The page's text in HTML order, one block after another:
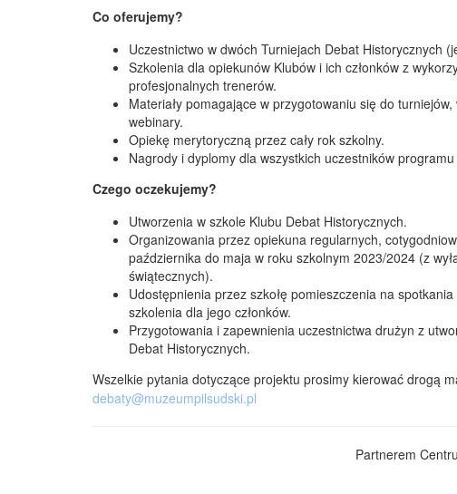
Co oferujemy?
Uczestnictwo w dwóch Turniejach Debat Historycznych
Szkolenia dla opiekunów Klubów i ich członków z
profesjonalnych trenerów.
Materiały pomagające w przygotowaniu się do turniejów,
webinary.
Opiekę merytoryczną przez cały rok szkolny.
Nagrody i dyplomy dla wszystkich uczestników programu
Czego oczekujemy?
Utworzenia w szkole Klubu Debat Historycznych.
Organizowania przez opiekuna regularnych,
października do maja w roku szkolnym 2023/2024 (z
świątecznych).
Udostępnienia przez szkołę pomieszczenia na
szkolenia dla jego członków.
Przygotowania i zapewnienia uczestnictwa drużyn z
Debat Historycznych.
Wszelkie pytania dotyczące projektu prosimy kierować drogą
debaty@muzeumpilsudski.pl
Partnerem